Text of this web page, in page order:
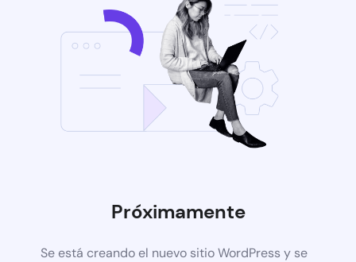
Próximamente
Se está creando el nuevo sitio WordPress y se